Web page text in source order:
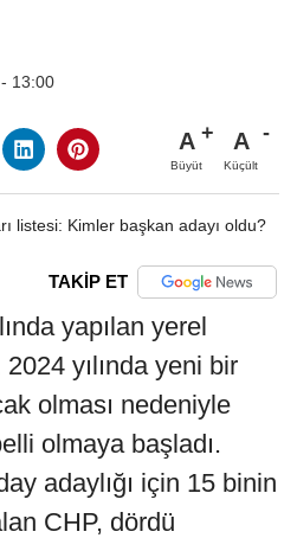
13:00
A
Büyüt
A
Küçült
TAKİP ET
yapılan yerel
yılında yeni bir
olması nedeniyle
olmaya başladı.
adaylığı için 15 binin
CHP, dördü